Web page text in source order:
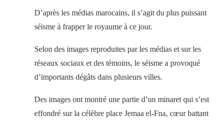
D’après les médias marocains, il s’agit du plus puissant
séisme à frapper le royaume à ce jour.
Selon des images reproduites par les médias et sur les
réseaux sociaux et des témoins, le séisme a provoqué
d’importants dégâts dans plusieurs villes.
Des images ont montré une partie d’un minaret qui s’est
effondré sur la célèbre place Jemaa el-Fna, cœur battant